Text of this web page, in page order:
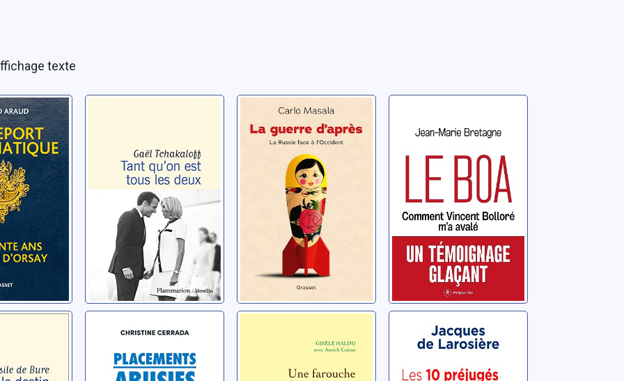
texte
ans au
Tchakaloff, Gaël
La guerre
d'après: la
Russie face à
l'Occident
Masala, Carlo
comment
Bretagne, Jean-Marie
de
d'enfants: une
Halimi, Gisèle
Les 10 préjugés
qui nous mènent
au désastre